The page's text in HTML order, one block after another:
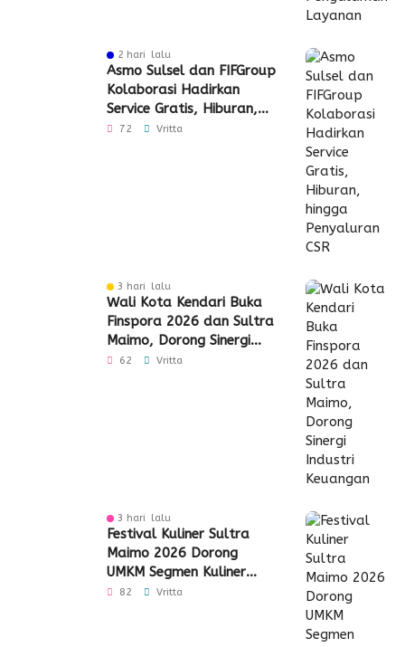
2 hari lalu
Asmo Sulsel dan FIFGroup
Kolaborasi Hadirkan
Service Gratis, Hiburan,
hingga Penyaluran CSR
72 Vritta
3 hari lalu
Wali Kota Kendari Buka
Finspora 2026 dan Sultra
Maimo, Dorong Sinergi
Industri Keuangan
62 Vritta
3 hari lalu
Festival Kuliner Sultra
Maimo 2026 Dorong
UMKM Segmen Kuliner
Perluas Akses Pasar
82 Vritta